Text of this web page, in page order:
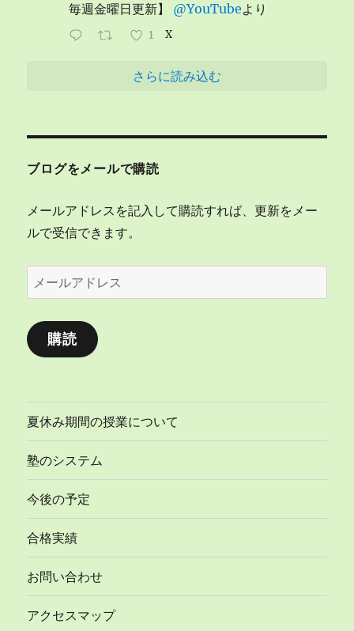
毎週金曜日更新】 @YouTubeより
1 X
さらに読み込む
ブログをメールで購読
メールアドレスを記入して購読すれば、更新をメー
ルで受信できます。
ー
ル
ア
購読
夏休み期間の授業について
塾のシステム
今後の予定
合格実績
お問い合わせ
アクセスマップ